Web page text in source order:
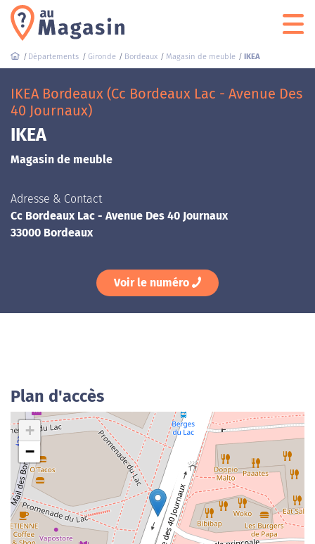
Départements Gironde Bordeaux Magasin de meuble IKEA
IKEA Bordeaux (Cc Bordeaux Lac - Avenue Des
40 Journaux)
IKEA
Magasin de meuble
Adresse & Contact
Cc Bordeaux Lac - Avenue Des 40 Journaux
33000 Bordeaux
Voir le numéro
Plan d'accès
+
−